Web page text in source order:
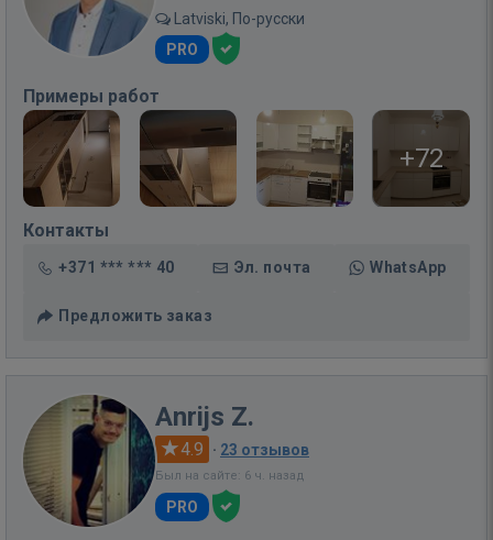
Latviski, По-русски
PRO
Примеры работ
+72
Контакты
+371 *** *** 40 Эл. почта WhatsApp
Предложить заказ
Anrijs Z.
4.9 · 23 отзывов
Был на сайте: 6 ч. назад
PRO